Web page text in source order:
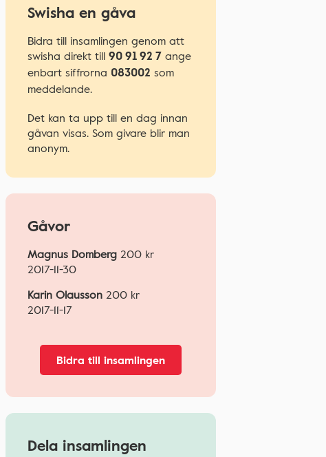
Swisha en gåva
Bidra till insamlingen genom att
swisha direkt till 90 91 92 7 ange
enbart siffrorna 083002 som
meddelande.
Det kan ta upp till en dag innan
gåvan visas. Som givare blir man
anonym.
Gåvor
Magnus Domberg 200 kr
2017-11-30
Karin Olausson 200 kr
2017-11-17
Bidra till insamlingen
Dela insamlingen